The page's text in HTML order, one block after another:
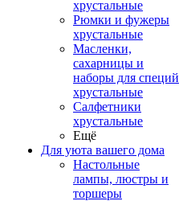
хрустальные
Рюмки и фужеры
хрустальные
Масленки,
сахарницы и
наборы для специй
хрустальные
Салфетники
хрустальные
Ещё
Для уюта вашего дома
Настольные
лампы, люстры и
торшеры